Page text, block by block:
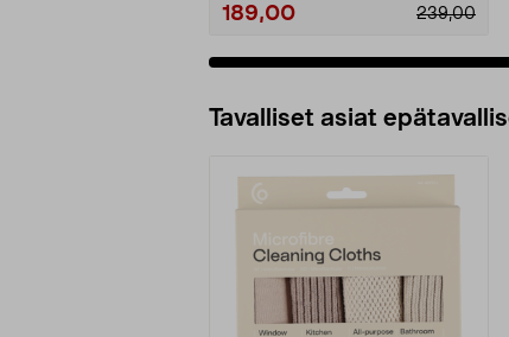
189,00 239,00
Tavalliset asiat